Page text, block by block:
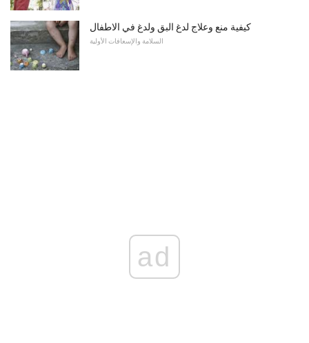
كيفية منع وعلاج لدغ البق ولدغ في الاطفال
السلامة والإسعافات الأولية
ad